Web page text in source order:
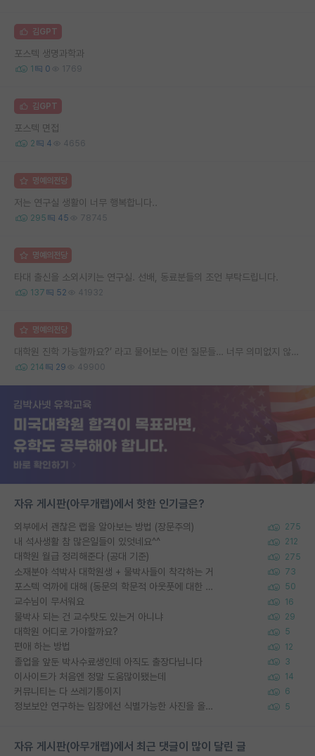
김GPT
포스텍 생명과학과
1 0 1769
김GPT
포스텍 면접
2 4 4656
명예의전당
저는 연구실 생활이 너무 행복합니다..
295 45 78745
명예의전당
타대 출신을 소외시키는 연구실. 선배, 동료분들의 조언 부탁드립니다.
137 52 41932
명예의전당
대학원 진학 가능할까요?’ 라고 물어보는 이런 질문들… 너무 의미없지 않나요?
214 29 49900
자유 게시판(아무개랩)에서 핫한 인기글은?
외부에서 괜찮은 랩을 알아보는 방법 (장문주의) 275
내 석사생활 참 많은일들이 있엇네요^^ 212
대학원 월급 정리해준다 (공대 기준) 275
소재분야 석박사 대학원생 + 물박사들이 착각하는 거 73
포스텍 억까에 대해 (동문의 학문적 아웃풋에 대한 반박) 50
교수님이 무서워요 16
물박사 되는 건 교수탓도 있는거 아니냐 29
대학원 어디로 가야할까요? 5
편애 하는 방법 12
졸업을 앞둔 박사수료생인데 아직도 출장다닙니다 3
이사이트가 처음엔 정말 도움많이됐는데 14
커뮤니티는 다 쓰레기통이지 6
정보보안 연구하는 입장에선 식별가능한 사진을 올리는건 비추이긴함 5
자유 게시판(아무개랩)에서 최근 댓글이 많이 달린 글